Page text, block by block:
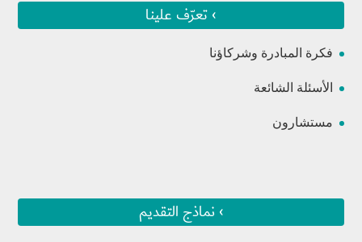
› تعرّف علينا
فكرة المبادرة وشركاؤنا
الأسئلة الشائعة
مستشارون
› نماذج التقديم